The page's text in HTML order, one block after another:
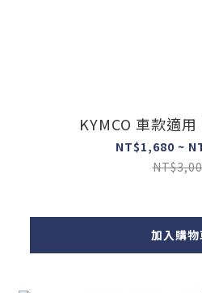
KYMCO 車款適
NT$1,680 ~
加入購物